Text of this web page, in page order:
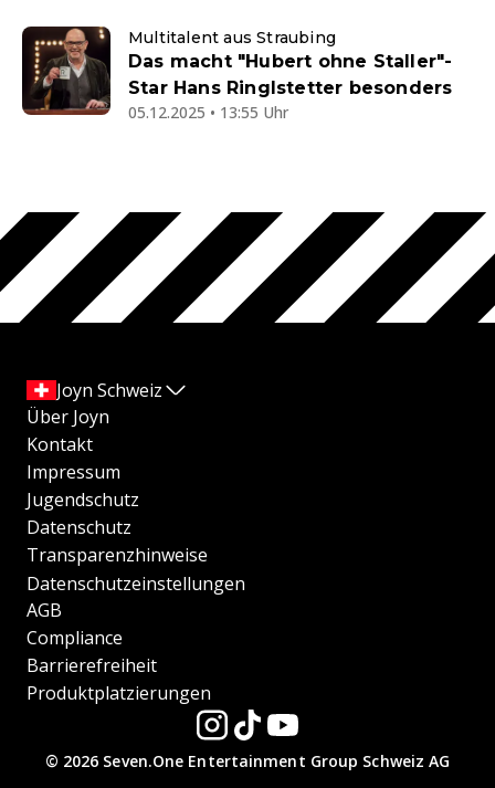
Multitalent aus Straubing
Das macht "Hubert ohne Staller"-
Star Hans Ringlstetter besonders
05.12.2025 • 13:55 Uhr
Joyn Schweiz
Über Joyn
Kontakt
Impressum
Jugendschutz
Datenschutz
Transparenzhinweise
Datenschutzeinstellungen
AGB
Compliance
Barrierefreiheit
Produktplatzierungen
© 2026 Seven.One Entertainment Group Schweiz AG